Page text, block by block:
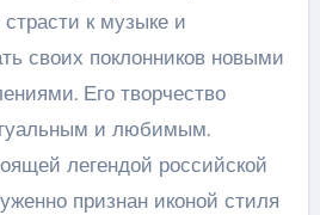
к музыке и
своих поклонников новыми
Его творчество
и любимым.
легендой российской
признан иконой стиля